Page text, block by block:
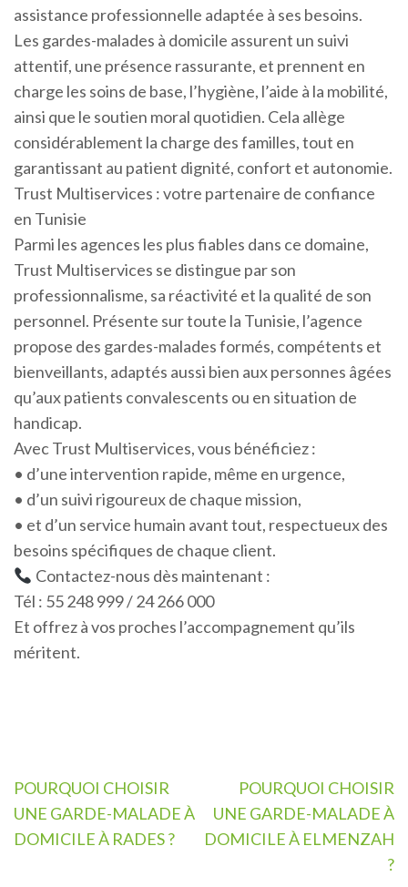
assistance professionnelle adaptée à ses besoins.
Les gardes-malades à domicile assurent un suivi
attentif, une présence rassurante, et prennent en
charge les soins de base, l’hygiène, l’aide à la mobilité,
ainsi que le soutien moral quotidien. Cela allège
considérablement la charge des familles, tout en
garantissant au patient dignité, confort et autonomie.
Trust Multiservices : votre partenaire de confiance
en Tunisie
Parmi les agences les plus fiables dans ce domaine,
Trust Multiservices se distingue par son
professionnalisme, sa réactivité et la qualité de son
personnel. Présente sur toute la Tunisie, l’agence
propose des gardes-malades formés, compétents et
bienveillants, adaptés aussi bien aux personnes âgées
qu’aux patients convalescents ou en situation de
handicap.
Avec Trust Multiservices, vous bénéficiez :
• d’une intervention rapide, même en urgence,
• d’un suivi rigoureux de chaque mission,
• et d’un service humain avant tout, respectueux des
besoins spécifiques de chaque client.
Contactez-nous dès maintenant :
Tél : 55 248 999 / 24 266 000
Et offrez à vos proches l’accompagnement qu’ils
méritent.
Navigation
de
l’article
POURQUOI CHOISIR
UNE GARDE-MALADE À
DOMICILE À RADES ?
POURQUOI CHOISIR
UNE GARDE-MALADE À
DOMICILE À ELMENZAH
?